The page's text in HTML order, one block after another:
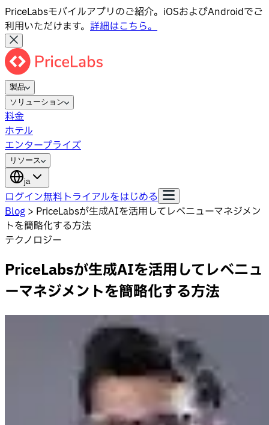
PriceLabsモバイルアプリのご紹介。iOSおよびAndroidでご
利用いただけます。 詳細はこちら。
製品
ソリューション
料金
ホテル
エンタープライズ
リソース
ja
ログイン無料トライアルをはじめる
Blog > PriceLabsが生成AIを活用してレベニューマネジメン
トを簡略化する方法
テクノロジー
PriceLabsが生成AIを活用してレベニュ
ーマネジメントを簡略化する方法